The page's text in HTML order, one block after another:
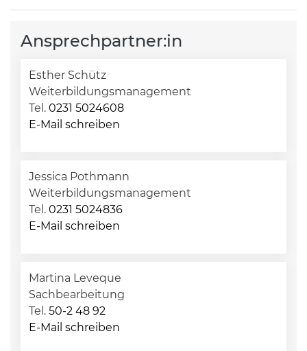
Ansprechpartner:in
Esther Schütz
Weiterbildungsmanagement
Tel. 0231 5024608
E-Mail schreiben
Jessica Pothmann
Weiterbildungsmanagement
Tel. 0231 5024836
E-Mail schreiben
Martina Leveque
Sachbearbeitung
Tel. 50-2 48 92
E-Mail schreiben